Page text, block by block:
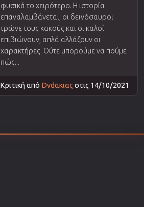
φυσικά το χειρότερο. Η ιστορία
επαναλαμβάνεται, οι δεινόσαυροι
τρώνε τους κακούς και οι καλοί
επιβιώνουν, απλά αλλάζουν οι
χαρακτήρες. Ούτε μπορούμε να πούμε
πώς...
Κριτική από Dvdακιας στις 14/10/2021